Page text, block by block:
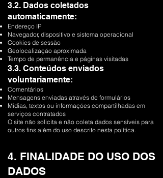
3.2. Dados coletados
automaticamente:
Endereço IP
Navegador, dispositivo e sistema operacional
Cookies de sessão
Geolocalização aproximada
Tempo de permanência e páginas visitadas
3.3. Conteúdos enviados
voluntariamente:
Comentários
Mensagens enviadas através de formulários
Mídias, textos ou informações compartilhadas em
serviços contratados
O site não solicita e não coleta dados sensíveis para
outros fins além do uso descrito nesta política.
4. FINALIDADE DO USO DOS
DADOS